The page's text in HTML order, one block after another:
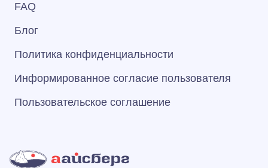
FAQ
Блог
Политика конфиденциальности
Информированное согласие пользователя
Пользовательское соглашение